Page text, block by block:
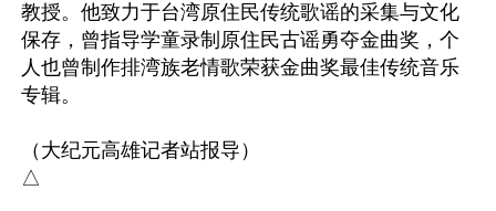
教授。他致力于台湾原住民传统歌谣的采集与文化
保存，曾指导学童录制原住民古谣勇夺金曲奖，个
人也曾制作排湾族老情歌荣获金曲奖最佳传统音乐
专辑。
（大纪元高雄记者站报导）